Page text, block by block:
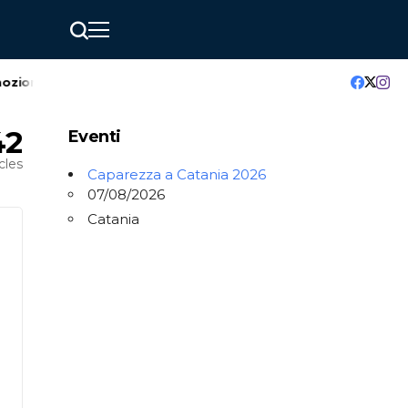
e orgoglio italiano nel cielo della città Cosa fare nel
Eventi
Caparezza a Catania 2026
07/08/2026
Catania